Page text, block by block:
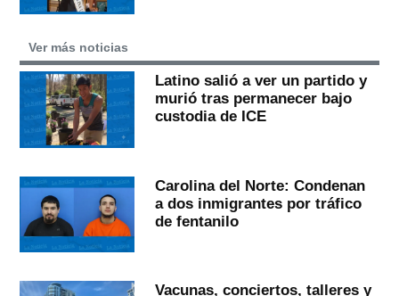
Ver más noticias
Latino salió a ver un partido y
murió tras permanecer bajo
custodia de ICE
Carolina del Norte: Condenan
a dos inmigrantes por tráfico
de fentanilo
Vacunas, conciertos, talleres y